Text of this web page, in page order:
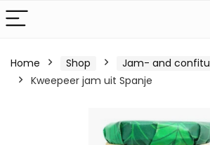
Home Shop
Jam- and
Kweepeer jam uit Spanje